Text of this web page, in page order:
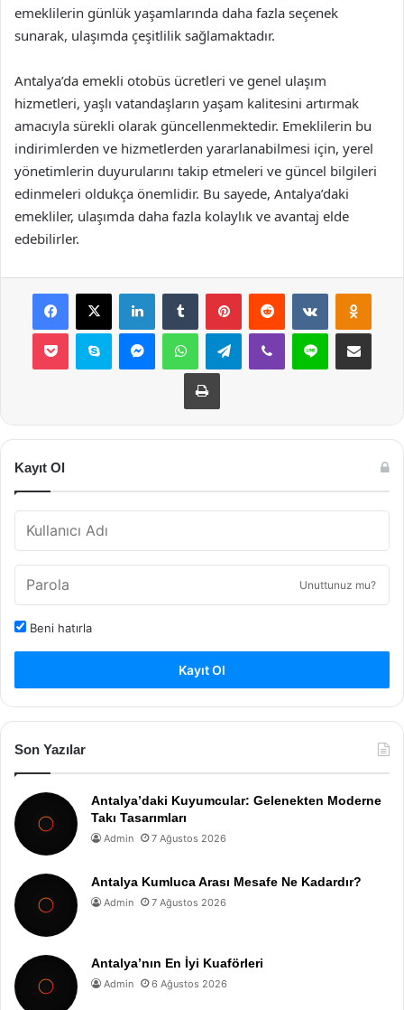
emeklilerin günlük yaşamlarında daha fazla seçenek
sunarak, ulaşımda çeşitlilik sağlamaktadır.
Antalya’da emekli otobüs ücretleri ve genel ulaşım
hizmetleri, yaşlı vatandaşların yaşam kalitesini artırmak
amacıyla sürekli olarak güncellenmektedir. Emeklilerin bu
indirimlerden ve hizmetlerden yararlanabilmesi için, yerel
yönetimlerin duyurularını takip etmeleri ve güncel bilgileri
edinmeleri oldukça önemlidir. Bu sayede, Antalya’daki
emekliler, ulaşımda daha fazla kolaylık ve avantaj elde
edebilirler.
Facebook
X LinkedInTumblr PinterestReddit VKontakte
Pocket Skype MessengerWhatsAppTelegramViber Line E-Posta ile
Yazdır
Kayıt Ol
Unuttunuz mu?
Beni hatırla
Kayıt Ol
Son Yazılar
Antalya’daki Kuyumcular: Gelenekten Moderne
Takı Tasarımları
Admin 7 Ağustos 2026
Antalya Kumluca Arası Mesafe Ne Kadardır?
Admin 7 Ağustos 2026
Antalya’nın En İyi Kuaförleri
Admin 6 Ağustos 2026